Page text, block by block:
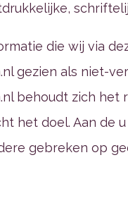
die wij via
gezien als niet-
behoudt zich
het doel. Aan de
gebreken op